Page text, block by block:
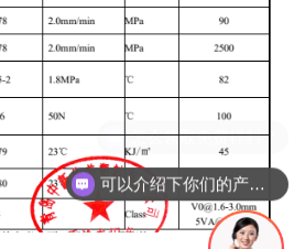
可以介绍下你们的产品么